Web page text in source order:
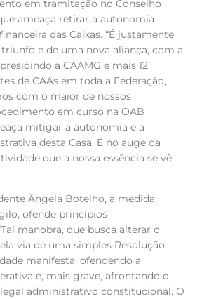
em tramitação no Conselho
ameaça retirar a autonomia
das Caixas. “É justamente
e de uma nova aliança, com a
a CAAMG e mais 12
de CAAs em toda a Federação,
com o maior de nossos
em curso na OAB
mitigar a autonomia e a
desta Casa. É no auge da
que a nossa essência se vê
Ângela Botelho, a medida,
ofende princípios
manobra, que busca alterar o
via de uma simples Resolução,
manifesta, ofendendo a
e, mais grave, afrontando o
administrativo constitucional. O